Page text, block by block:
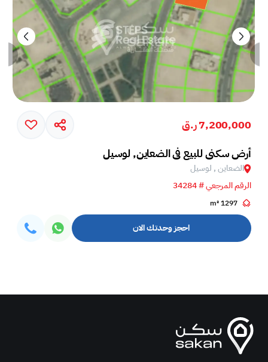
7,200,000 ر.ق
أرض سكني للبيع في الضعاين, لوسيل
الضعاين , لوسيل
الرقم المرجعي # 34284
1297 m²
احجز وحدتك الان